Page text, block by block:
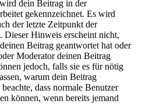
dein Beitrag in der
gekennzeichnet. Es wird
der letzte Zeitpunkt der
Dieser Hinweis erscheint nicht,
Beitrag geantwortet hat oder
Moderator deinen Beitrag
jedoch, falls sie es für nötig
warum dein Beitrag
dass normale Benutzer
können, wenn bereits jemand